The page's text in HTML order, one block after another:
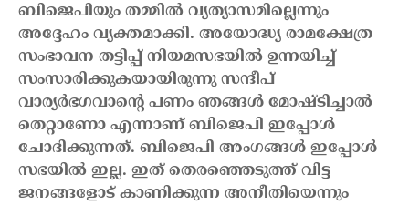
ബിജെപിയും തമ്മിൽ വ്യത്യാസമില്ലെന്നും
അദ്ദേഹം വ്യക്തമാക്കി. അയോദ്ധ്യ രാമക്ഷേത്ര
സംഭാവന തട്ടിപ്പ് നിയമസഭയില്‍ ഉന്നയിച്ച്
സംസാരിക്കുകയായിരുന്നു സന്ദീപ്
വാര്യര്‍ഭഗവാന്റെ പണം ഞങ്ങൾ മോഷ്ടിച്ചാൽ
തെറ്റാണോ എന്നാണ് ബിജെപി ഇപ്പോൾ
ചോദിക്കുന്നത്. ബിജെപി അംഗങ്ങൾ ഇപ്പോൾ
സഭയിൽ ഇല്ല. ഇത് തെരഞ്ഞെടുത്ത് വിട്ട
ജനങ്ങളോട് കാണിക്കുന്ന അനീതിയെന്നും